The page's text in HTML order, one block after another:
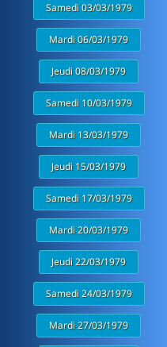
Samedi 03/03/1979
Mardi 06/03/1979
Jeudi 08/03/1979
Samedi 10/03/1979
Mardi 13/03/1979
Jeudi 15/03/1979
Samedi 17/03/1979
Mardi 20/03/1979
Jeudi 22/03/1979
Samedi 24/03/1979
Mardi 27/03/1979